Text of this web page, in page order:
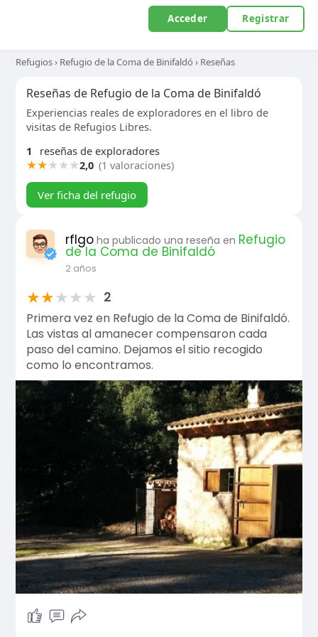
Acceder Registrar
Refugios› Refugio de la Coma de Binifaldó › Reseñas
Reseñas de Refugio de la Coma de Binifaldó
Experiencias reales de exploradores en el libro de
visitas de Refugios Libres.
1
reseñas de exploradores
★★★★★2,0 (1 valoraciones)
Ver ficha del refugio
rflgo ha publicado una reseña en Refugio
de la Coma de Binifaldó
2 años
★★★★★ 2
Primera vez en Refugio de la Coma de Binifaldó.
Las vistas al amanecer compensaron cada
paso del camino. Dejamos el sitio recogido
como lo encontramos.